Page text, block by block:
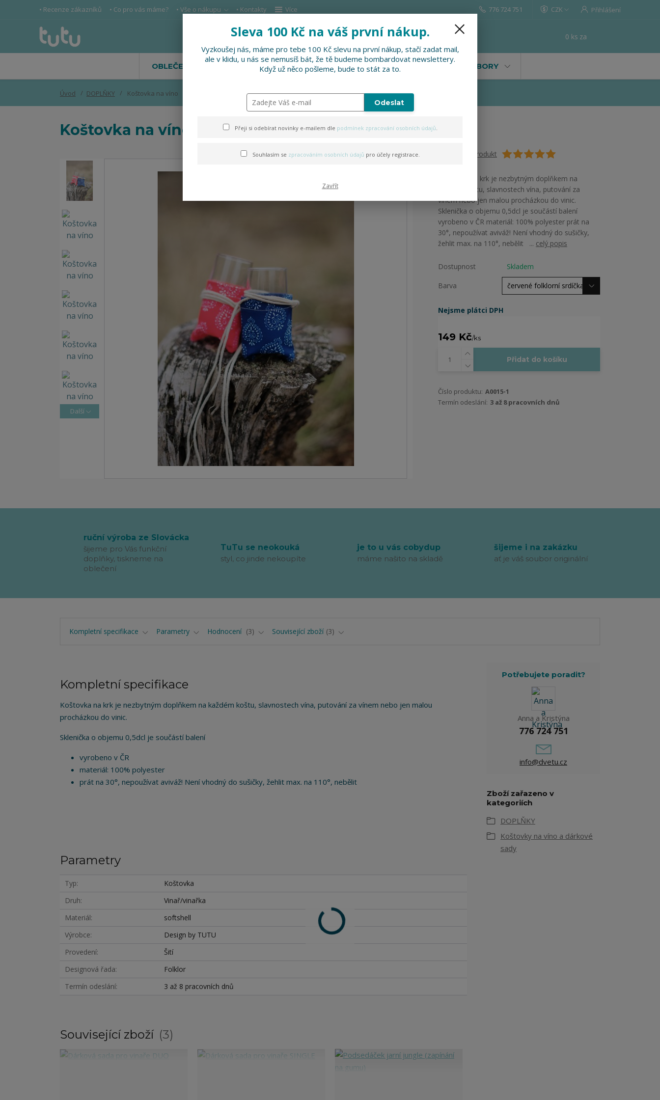
• Recenze zákazníků • Co pro vás máme? • Vše o nákupu • Kontakty Více CZK Přihlášení
Hledat
776 724 751
0 ks za
OBLEČENÍ DOPLŇKY SLEVNĚNO PRO FIRMY, FESTIVALY, SOUBORY
Úvod DOPLŇKY Koštovka na víno
Koštovka na víno
Další
Ohodnotit produkt
Koštovka na krk je nezbytným doplňkem na
každém koštu, slavnostech vína, putování za
vínem nebo jen malou procházkou do vinic.
Sklenička o objemu 0,5dcl je součástí balení
vyrobeno v ČR materiál: 100% polyester prát na
30°, nepoužívat aviváž! Není vhodný do sušičky,
žehlit max. na 110°, nebělit ... celý popis
Dostupnost Skladem
Barva
Nejsme plátci DPH
149 Kč/ks
Přidat do košíku
Číslo produktu: A0015-1
Termín odeslání: 3 až 8 pracovních dnů
ruční výroba ze Slovácka
šijeme pro Vás funkční
doplňky, tiskneme na
oblečení
TuTu se neokouká
styl, co jinde nekoupíte
je to u vás cobydup
máme našito na skladě
šijeme i na zakázku
ať je váš soubor originální
Kompletní specifikace Parametry Hodnocení 3 Související zboží 3
Kompletní specifikace
Koštovka na krk je nezbytným doplňkem na každém koštu, slavnostech vína, putování za vínem nebo jen malou
procházkou do vinic.
Sklenička o objemu 0,5dcl je součástí balení
vyrobeno v ČR
materiál: 100% polyester
prát na 30°, nepoužívat aviváž! Není vhodný do sušičky, žehlit max. na 110°, nebělit
Parametry
Typ
Koštovka
Druh
Vinař/vinařka
Materiál
softshell
Výrobce
Design by TUTU
Provedení
Šití
Designová řada
Folklor
Termín odeslání
3 až 8 pracovních dnů
Potřebujete poradit?
Anna a Kristýna
776 724 751
info@dvetu.cz
Zboží zařazeno v
kategoriích
DOPLŇKY
Koštovky na víno a dárkové
sady
Související zboží 3
Sleva 100 Kč na váš první nákup.
Vyzkoušej nás, máme pro tebe 100 Kč slevu na první nákup, stačí zadat mail,
ale v klidu, u nás se nemusíš bát, že tě budeme bombardovat newslettery.
Když už něco pošleme, bude to stát za to.
Odeslat
Přeji si odebírat novinky e-mailem dle podmínek zpracování osobních údajů.
Souhlasím se zpracováním osobních údajů pro účely registrace.
Zavřít